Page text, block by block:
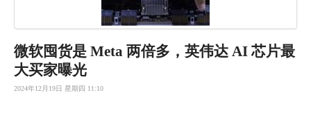
微软囤货是 Meta 两倍多，英伟达 AI 芯片最
大买家曝光
2024年12月19日 星期四 11:10